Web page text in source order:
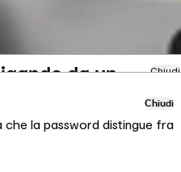
da un Chiudi
Vuoi passare al sito in
Chiudi
che la password distingue fra